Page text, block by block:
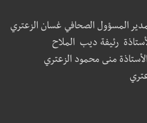
المسؤول الصحافي غسان الزعتري
رئيفة ديب الملاح
منى محمود الزعتري